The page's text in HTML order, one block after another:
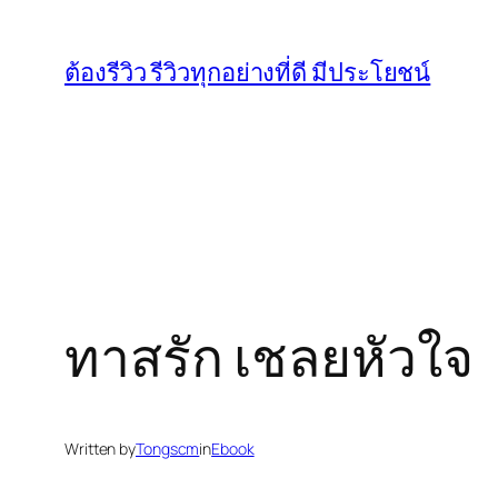
content
ต้องรีวิว รีวิวทุกอย่างที่ดี มีประโยชน์
ทาสรัก เชลยหัวใจ
Written byTongscminEbook